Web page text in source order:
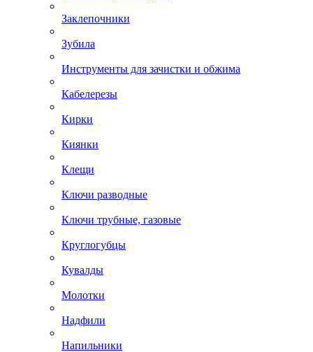
Заклепочники
Зубила
Инструменты для зачистки и обжима
Кабелерезы
Кирки
Киянки
Клещи
Ключи разводные
Ключи трубные, газовые
Круглогубцы
Кувалды
Молотки
Надфили
Напильники